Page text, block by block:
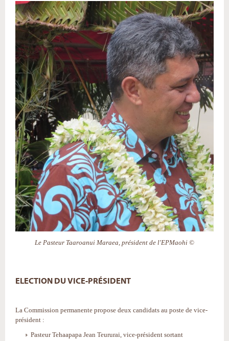
Le Pasteur Taaroanui Maraea, président de l'EPMaohi ©
ELECTION DU VICE-PRÉSIDENT
La Commission permanente propose deux candidats au poste de vice-
président :
Pasteur Tehaapapa Jean Teururai, vice-président sortant